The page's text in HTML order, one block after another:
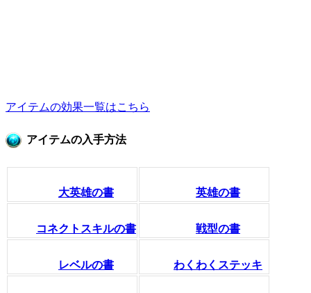
アイテムの効果一覧はこちら
アイテムの入手方法
大英雄の書 英雄の書
コネクトスキルの書 戦型の書
レベルの書 わくわくステッキ